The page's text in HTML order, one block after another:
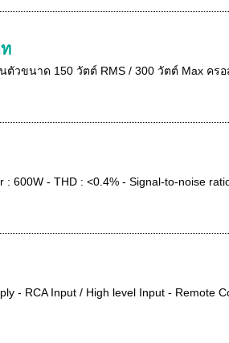
ตัวขนาด 150 วัตต์ RMS / 300 วัตต์ Max ค
- THD : <0.4% - Signal-to-noise
- RCA Input / High level Input - Remote